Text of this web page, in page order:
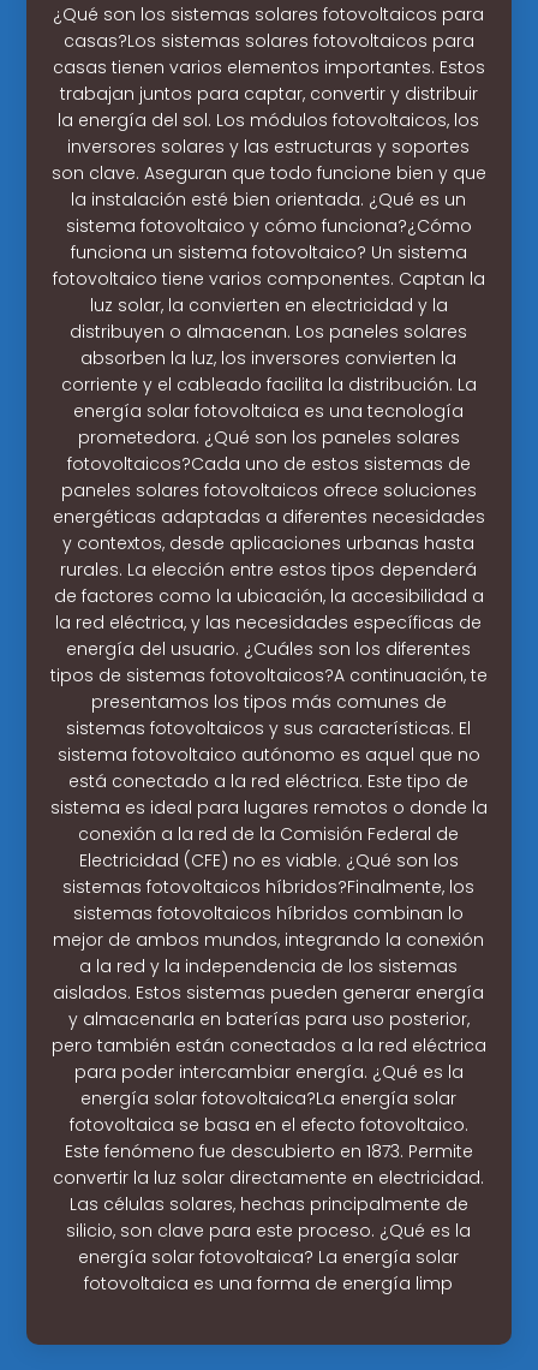
¿Qué son los sistemas solares fotovoltaicos para
casas?Los sistemas solares fotovoltaicos para
casas tienen varios elementos importantes. Estos
trabajan juntos para captar, convertir y distribuir
la energía del sol. Los módulos fotovoltaicos, los
inversores solares y las estructuras y soportes
son clave. Aseguran que todo funcione bien y que
la instalación esté bien orientada. ¿Qué es un
sistema fotovoltaico y cómo funciona?¿Cómo
funciona un sistema fotovoltaico? Un sistema
fotovoltaico tiene varios componentes. Captan la
luz solar, la convierten en electricidad y la
distribuyen o almacenan. Los paneles solares
absorben la luz, los inversores convierten la
corriente y el cableado facilita la distribución. La
energía solar fotovoltaica es una tecnología
prometedora. ¿Qué son los paneles solares
fotovoltaicos?Cada uno de estos sistemas de
paneles solares fotovoltaicos ofrece soluciones
energéticas adaptadas a diferentes necesidades
y contextos, desde aplicaciones urbanas hasta
rurales. La elección entre estos tipos dependerá
de factores como la ubicación, la accesibilidad a
la red eléctrica, y las necesidades específicas de
energía del usuario. ¿Cuáles son los diferentes
tipos de sistemas fotovoltaicos?A continuación, te
presentamos los tipos más comunes de
sistemas fotovoltaicos y sus características. El
sistema fotovoltaico autónomo es aquel que no
está conectado a la red eléctrica. Este tipo de
sistema es ideal para lugares remotos o donde la
conexión a la red de la Comisión Federal de
Electricidad (CFE) no es viable. ¿Qué son los
sistemas fotovoltaicos híbridos?Finalmente, los
sistemas fotovoltaicos híbridos combinan lo
mejor de ambos mundos, integrando la conexión
a la red y la independencia de los sistemas
aislados. Estos sistemas pueden generar energía
y almacenarla en baterías para uso posterior,
pero también están conectados a la red eléctrica
para poder intercambiar energía. ¿Qué es la
energía solar fotovoltaica?La energía solar
fotovoltaica se basa en el efecto fotovoltaico.
Este fenómeno fue descubierto en 1873. Permite
convertir la luz solar directamente en electricidad.
Las células solares, hechas principalmente de
silicio, son clave para este proceso. ¿Qué es la
energía solar fotovoltaica? La energía solar
fotovoltaica es una forma de energía limp